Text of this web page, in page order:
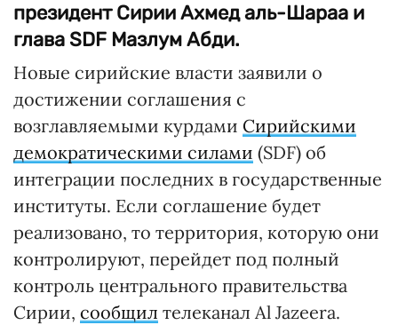
президент Сирии Ахмед аль-Шараа и
глава SDF Мазлум Абди.
Новые сирийские власти заявили о
достижении соглашения с
возглавляемыми курдами Сирийскими
демократическими силами (SDF) об
интеграции последних в государственные
институты. Если соглашение будет
реализовано, то территория, которую они
контролируют, перейдет под полный
контроль центрального правительства
Сирии, сообщил телеканал Al Jazeera.